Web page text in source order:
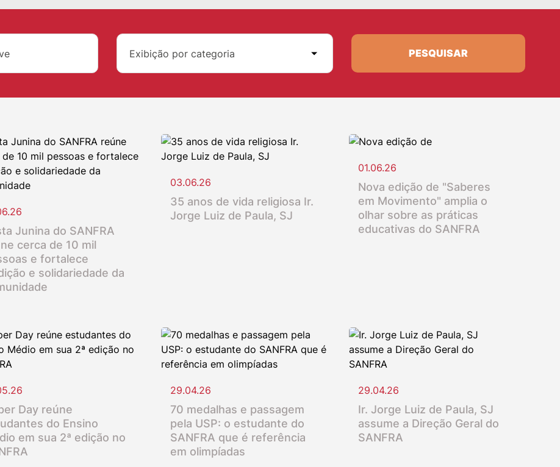
Exibição por categoria PESQUISAR
Junina do SANFRA
cerca de 10 mil
e fortalece
e solidariedade da
03.06.26
35 anos de vida religiosa Ir.
Jorge Luiz de Paula, SJ
01.06.26
Nova edição de "Saberes
em Movimento" amplia o
olhar sobre as práticas
educativas do SANFRA
Day reúne
do Ensino
em sua 2ª edição no
29.04.26
70 medalhas e passagem
pela USP: o estudante do
SANFRA que é referência
em olimpíadas
29.04.26
Ir. Jorge Luiz de Paula, SJ
assume a Direção Geral do
SANFRA